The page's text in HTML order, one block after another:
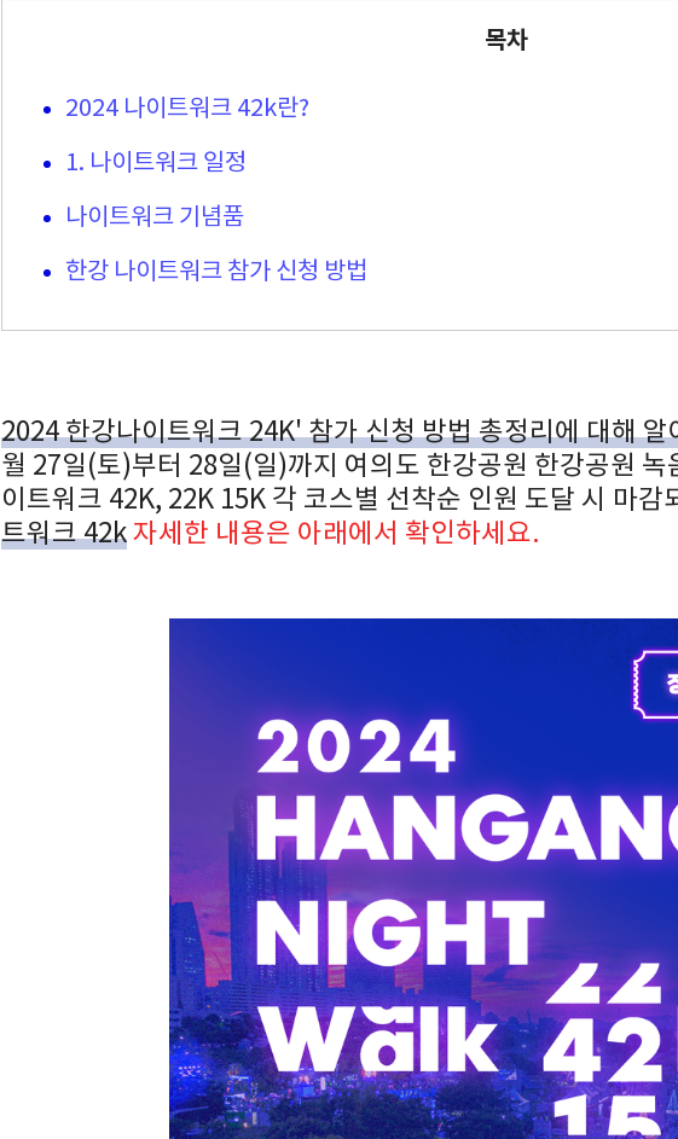
목차
2024 나이트워크 42k란?
1. 나이트워크 일정
나이트워크 기념품
한강 나이트워크 참가 신청 방법
2024 한강나이트워크 24K' 참가 신청 방법 총정리에 대해
월 27일(토)부터 28일(일)까지 여의도 한강공원 한강공원 녹
이트워크 42K, 22K 15K 각 코스별 선착순 인원 도달 시 마감
트워크 42k자세한 내용은 아래에서 확인하세요.